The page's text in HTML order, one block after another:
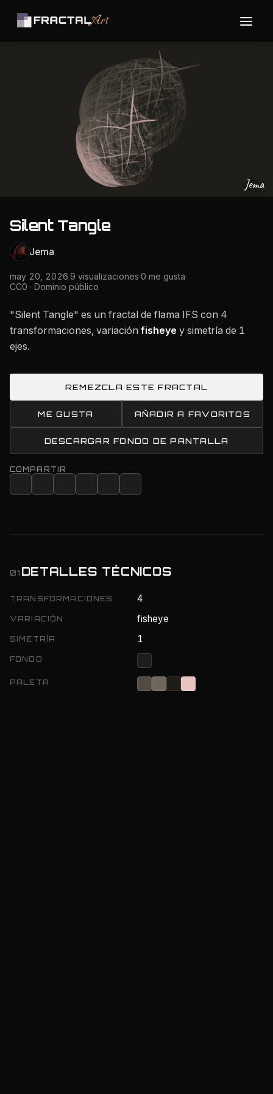
Jema
Silent Tangle
Jema
may 20, 2026·9 visualizaciones·0 me gusta·
CC0 · Dominio público
"Silent Tangle" es un fractal de flama IFS con 4
transformaciones, variación fisheye y simetría de 1
ejes.
REMEZCLA ESTE FRACTAL
ME GUSTA AÑADIR A FAVORITOS
DESCARGAR FONDO DE PANTALLA
COMPARTIR
01 DETALLES TÉCNICOS
TRANSFORMACIONES 4
VARIACIÓN fisheye
SIMETRÍA 1
FONDO
PALETA